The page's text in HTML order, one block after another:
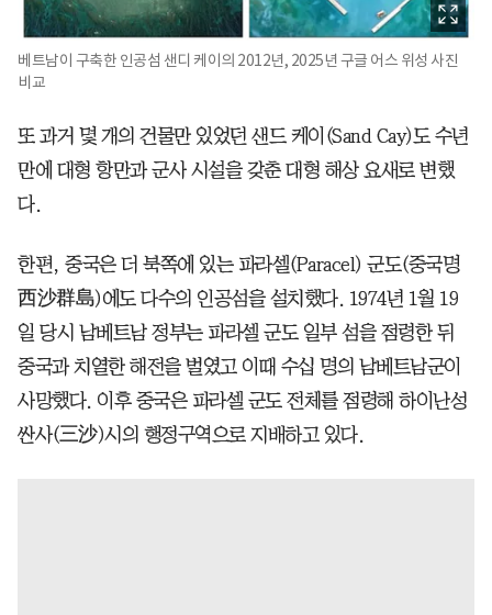
베트남이 구축한 인공섬 샌디 케이의 2012년, 2025년 구글 어스 위성 사진
비교
또 과거 몇 개의 건물만 있었던 샌드 케이(Sand Cay)도 수년
만에 대형 항만과 군사 시설을 갖춘 대형 해상 요새로 변했
다.
한편, 중국은 더 북쪽에 있는 파라셀(Paracel) 군도(중국명
西沙群島)에도 다수의 인공섬을 설치했다. 1974년 1월 19
일 당시 남베트남 정부는 파라셀 군도 일부 섬을 점령한 뒤
중국과 치열한 해전을 벌였고 이때 수십 명의 남베트남군이
사망했다. 이후 중국은 파라셀 군도 전체를 점령해 하이난성
싼사(三沙)시의 행정구역으로 지배하고 있다.